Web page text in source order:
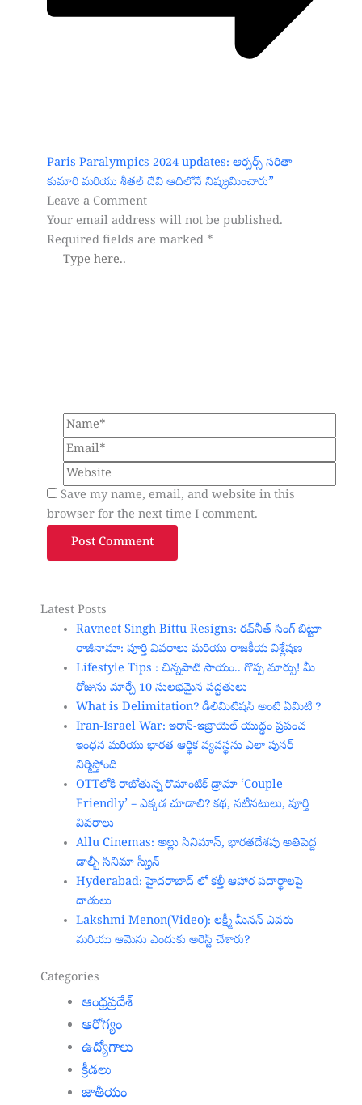
Paris Paralympics 2024 updates: ఆర్చర్స్ సరితా
కుమారి మరియు శీతల్ దేవి ఆదిలోనే నిష్క్రమించారు”
Leave a Comment
Your email address will not be published.
Required fields are marked *
Type
Name*
Email*
Website
Save my name, email, and website in this
browser for the next time I comment.
Latest Posts
Ravneet Singh Bittu Resigns: రవ్‌నీత్ సింగ్ బిట్టూ
రాజీనామా: పూర్తి వివరాలు మరియు రాజకీయ విశ్లేషణ
Lifestyle Tips : చిన్నపాటి సాయం.. గొప్ప మార్పు! మీ
రోజును మార్చే 10 సులభమైన పద్ధతులు
What is Delimitation? డీలిమిటేషన్ అంటే ఏమిటి ?
Iran-Israel War: ఇరాన్-ఇజ్రాయెల్ యుద్ధం ప్రపంచ
ఇంధన మరియు భారత ఆర్థిక వ్యవస్థను ఎలా పునర్
నిర్మిస్తోంది
OTTలోకి రాబోతున్న రొమాంటిక్ డ్రామా ‘Couple
Friendly’ – ఎక్కడ చూడాలి? కథ, నటీనటులు, పూర్తి
వివరాలు
Allu Cinemas: అల్లు సినిమాస్, భారతదేశపు అతిపెద్ద
డాల్బీ సినిమా స్క్రీన్‌
Hyderabad: హైదరాబాద్‌ లో కల్తీ ఆహార పదార్థాలపై
దాడులు
Lakshmi Menon(Video): లక్ష్మీ మీనన్ ఎవరు
మరియు ఆమెను ఎందుకు అరెస్ట్ చేశారు?
Categories
ఆంధ్రప్రదేశ్
ఆరోగ్యం
ఉద్యోగాలు
క్రీడలు
జాతీయం